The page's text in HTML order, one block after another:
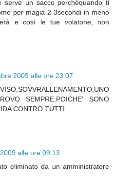
serve un sacco perchèquando ti
per magia 2-3secondi in meno
e così le tue volatone, non
2009 alle ore 23:07
SEMPRE,POICHE' SONO
CONTRO TUTTI
alle ore 09:13
eliminato da un amministratore